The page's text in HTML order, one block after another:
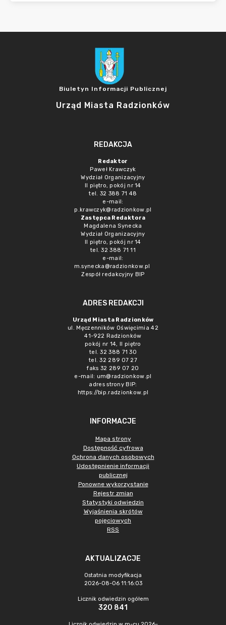
Biuletyn Informacji Publicznej
Urząd Miasta Radzionków
REDAKCJA
Redaktor
Paweł Krawczyk
Wydział Organizacyjny
II piętro, pokój nr 14
tel. 32 388 71 48
e-mail:
p.krawczyk@radzionkow.pl
Zastępca Redaktora
Magdalena Synecka
Wydział Organizacyjny
II piętro, pokój nr 14
tel. 32 388 71 11
e-mail:
m.synecka@radzionkow.pl
Zespół redakcyjny BIP
ADRES REDAKCJI
Urząd Miasta Radzionków
ul. Męczenników Oświęcimia 42
41-922 Radzionków
pokój nr 14, II piętro
tel. 32 388 71 30
tel. 32 289 07 27
faks 32 289 07 20
e-mail: um@radzionkow.pl
adres strony BIP:
https://bip.radzionkow.pl
INFORMACJE
Mapa strony
Dostępność cyfrowa
Ochrona danych osobowych
Udostępnienie informacji
publicznej
Ponowne wykorzystanie
Rejestr zmian
Statystyki odwiedzin
Wyjaśnienia skrótów
pojęciowych
RSS
AKTUALIZACJE
Ostatnia modyfikacja
2026-08-06 11:16:03
Licznik odwiedzin ogółem
320 841